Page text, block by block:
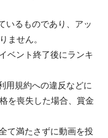
いるものであり、アッ
ません。
ベント終了後にランキ
用規約への違反などに
を喪失した場合、賞金
て満たさずに動画を投